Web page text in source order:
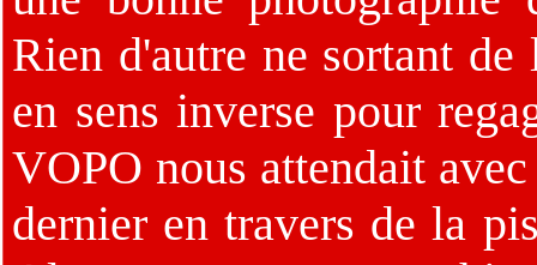
Rien d'autre ne sortant
en sens inverse pour
VOPO nous attendait
dernier en travers de la